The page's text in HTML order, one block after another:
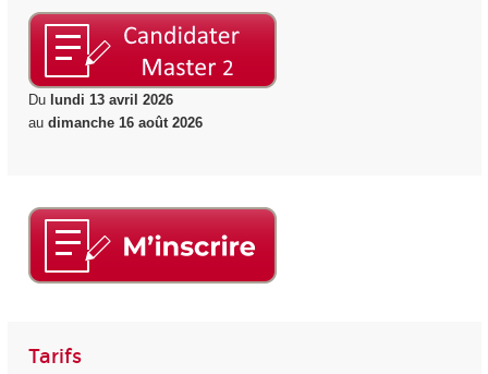
Dulundi 13 avril 2026
au dimanche 16 août 2026
Tarifs